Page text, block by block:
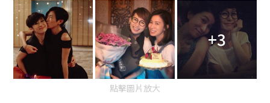
+3
點擊圖片放大